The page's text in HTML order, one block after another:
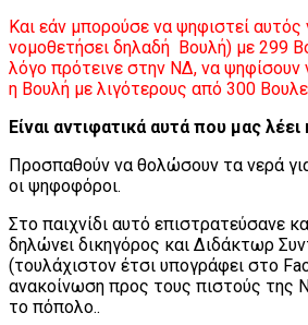
Και εάν μπορούσε να ψηφιστεί αυτός
νομοθετήσει δηλαδή Βουλή) με 299
λόγο πρότεινε στην ΝΔ, να ψηφίσουν
η Βουλή με λιγότερους από 300
Είναι αντιφατικά αυτά που μας λέει
Προσπαθούν να θολώσουν τα νερά
οι ψηφοφόροι.
Στο παιχνίδι αυτό επιστρατεύσανε
δηλώνει δικηγόρος και Διδάκτωρ
(τουλάχιστον έτσι υπογράφει στο
ανακοίνωση προς τους πιστούς της
το πόπολο..